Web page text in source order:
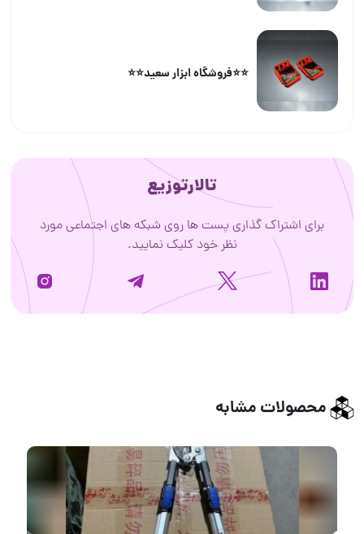
⭐️⭐️فروشگاه ابزار سعید⭐️⭐️
تالارتوزیع
برای اشتراک گذاری پست ها روی شبکه های اجتماعی مورد
نظر خود کلیک نمایید.
محصولات مشابه